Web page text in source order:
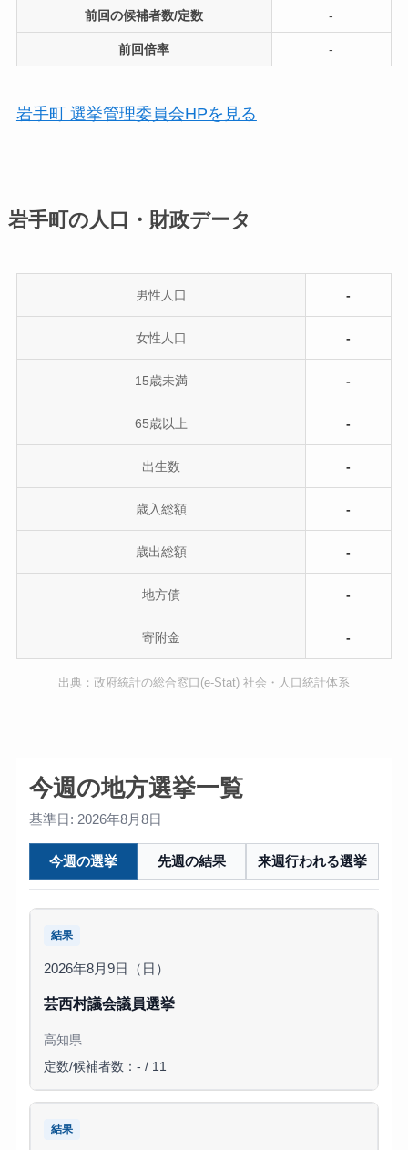
前回の候補者数/定数 -
前回倍率 -
岩手町 選挙管理委員会HPを見る
岩手町の人口・財政データ
男性人口 -
女性人口 -
15歳未満 -
65歳以上 -
出生数 -
歳入総額 -
歳出総額 -
地方債 -
寄附金 -
出典：政府統計の総合窓口(e-Stat) 社会・人口統計体系
今週の地方選挙一覧
基準日: 2026年8月8日
今週の選挙 先週の結果 来週行われる選挙
結果
2026年8月9日（日）
芸西村議会議員選挙
高知県
定数/候補者数：- / 11
結果